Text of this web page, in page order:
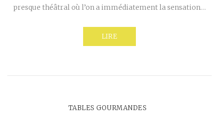
presque théâtral où l’on a immédiatement la sensation…
LIRE
TABLES GOURMANDES